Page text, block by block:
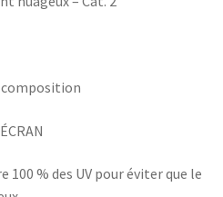
100 % des UV pour éviter que le